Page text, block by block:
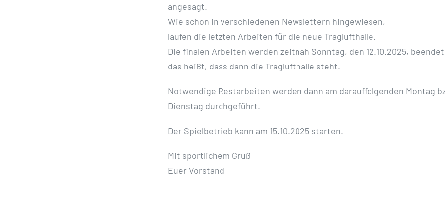
angesagt.
Wie schon in verschiedenen Newslettern hingewiesen,
laufen die letzten Arbeiten für die neue Traglufthalle.
Die finalen Arbeiten werden zeitnah Sonntag, den 12.10.2025,
das heißt, dass dann die Traglufthalle steht.
Notwendige Restarbeiten werden dann am darauffolgenden Montag
Dienstag durchgeführt.
Der Spielbetrieb kann am 15.10.2025 starten.
Mit sportlichem Gruß
Euer Vorstand